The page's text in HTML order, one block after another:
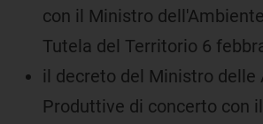
con il Ministro
Tutela del Territorio 6
il decreto del Ministro delle
Produttive di concerto con